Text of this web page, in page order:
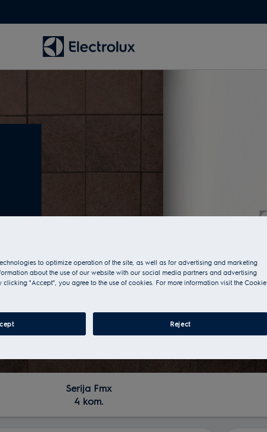
Serija Fmx
4 kom.
to optimize operation of the site, as well as for advertising and marketing
about the use of our website with our social media partners and advertising
"Accept", you agree to the use of cookies. For more information visit the Cookie
Reject